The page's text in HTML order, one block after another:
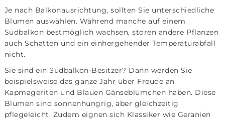
Je nach Balkonausrichtung, sollten Sie unterschiedliche
Blumen auswählen. Während manche auf einem
Südbalkon bestmöglich wachsen, stören andere Pflanzen
auch Schatten und ein einhergehender Temperaturabfall
nicht.
Sie sind ein Südbalkon-Besitzer? Dann werden Sie
beispielsweise das ganze Jahr über Freude an
Kapmageriten und Blauen Gänseblümchen haben. Diese
Blumen sind sonnenhungrig, aber gleichzeitig
pflegeleicht. Zudem eignen sich Klassiker wie Geranien